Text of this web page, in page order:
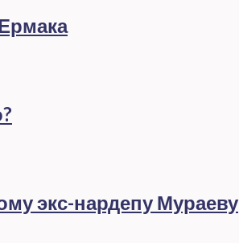
экс-нардепу Мураеву